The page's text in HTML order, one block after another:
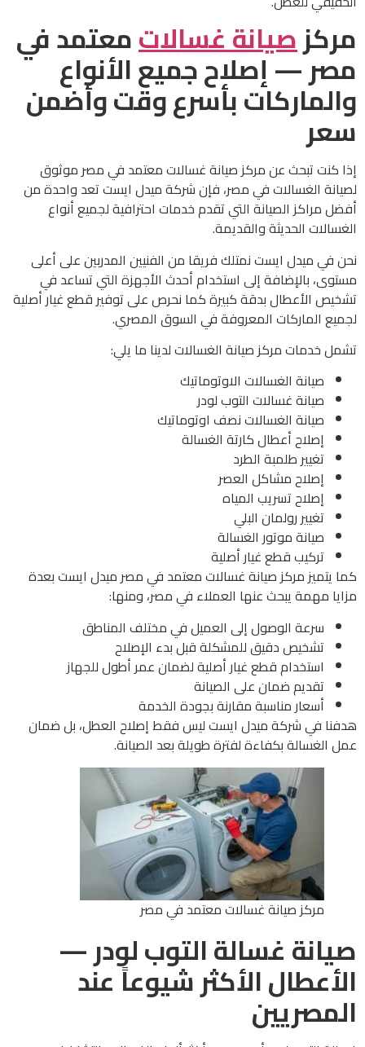
مركزصيانة غسالاتمعتمد في
مصر — إصلاح جميع الأنواع
والماركات بأسرع وقت وأضمن
سعر
إذا كنت تبحث عن مركز صيانة غسالات معتمد في مصر موثوق
لصيانة الغسالات في مصر، فإن شركة ميدل ايست تعد واحدة من
أفضل مراكز الصيانة التي تقدم خدمات احترافية لجميع أنواع
الغسالات الحديثة والقديمة.
نحن في ميدل ايست نمتلك فريقا من الفنيين المدربين على أعلى
مستوى، بالإضافة إلى استخدام أحدث الأجهزة التي تساعد في
تشخيص الأعطال بدقة كبيرة كما نحرص على توفير قطع غيار أصلية
لجميع الماركات المعروفة في السوق المصري.
تشمل خدمات مركز صيانة الغسالات لدينا ما يلي:
صيانة الغسالات الاوتوماتيك
صيانة غسالات التوب لودر
صيانة الغسالات نصف اوتوماتيك
إصلاح أعطال كارتة الغسالة
تغيير طلمبة الطرد
إصلاح مشاكل العصر
إصلاح تسريب المياه
تغيير رولمان البلي
صيانة موتور الغسالة
تركيب قطع غيار أصلية
كما يتميز مركز صيانة غسالات معتمد في مصر ميدل ايست بعدة
مزايا مهمة يبحث عنها العملاء في مصر، ومنها:
سرعة الوصول إلى العميل في مختلف المناطق
تشخيص دقيق للمشكلة قبل بدء الإصلاح
استخدام قطع غيار أصلية لضمان عمر أطول للجهاز
تقديم ضمان على الصيانة
أسعار مناسبة مقارنة بجودة الخدمة
هدفنا في شركة ميدل ايست ليس فقط إصلاح العطل، بل ضمان
عمل الغسالة بكفاءة لفترة طويلة بعد الصيانة.
مركز صيانة غسالات معتمد في مصر
صيانة غسالة التوب لودر —
الأعطال الأكثر شيوعاً عند
المصريين